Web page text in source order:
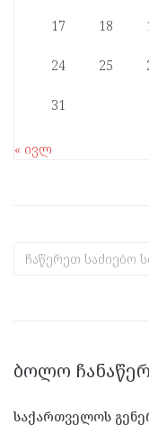
17 18
24 25
31
« ივლ
ᲑᲝᲚᲝ
საქართველოს